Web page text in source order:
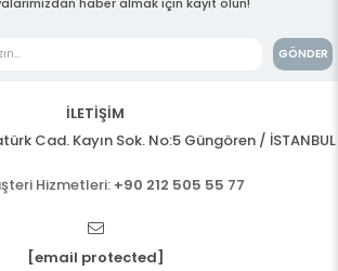
GÖNDER
İLETİŞİM
Cad. Kayın Sok. No:5 Güngören / İSTANBUL
Hizmetleri: +90 212 505 55 77
[email protected]